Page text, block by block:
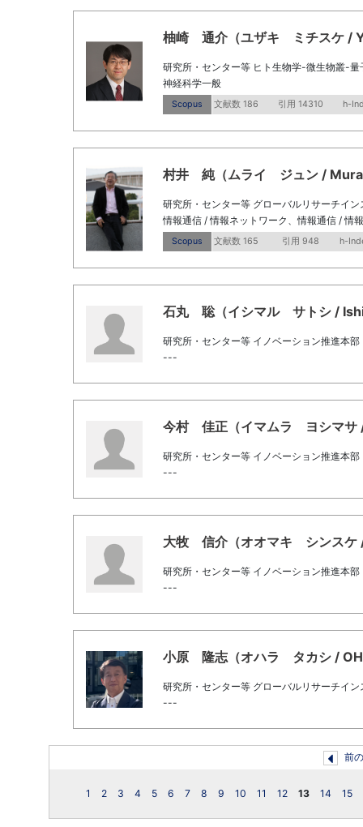
柚崎 通介（ユザキ ミチスケ /
研究所・センター等 ヒト生物学-微生物叢-量
神経科学一般
Scopus 文献数 186 引用 14310 h-
村井 純（ムライ ジュン /
研究所・センター等 グローバルリサーチイ
情報通信 / 情報ネットワーク、情報通信 / 情
Scopus 文献数 165 引用 948 h-
石丸 聡（イシマル サトシ /
研究所・センター等 イノベーション推進本部
---
今村 佳正（イマムラ ヨシマサ
研究所・センター等 イノベーション推進本部
---
大牧 信介（オオマキ シンスケ
研究所・センター等 イノベーション推進本部
---
小原 隆志（オハラ タカシ /
研究所・センター等 グローバルリサーチイ
---
前
1 2 3 4 5 6 7 8 9 10 11 12 13 14 15